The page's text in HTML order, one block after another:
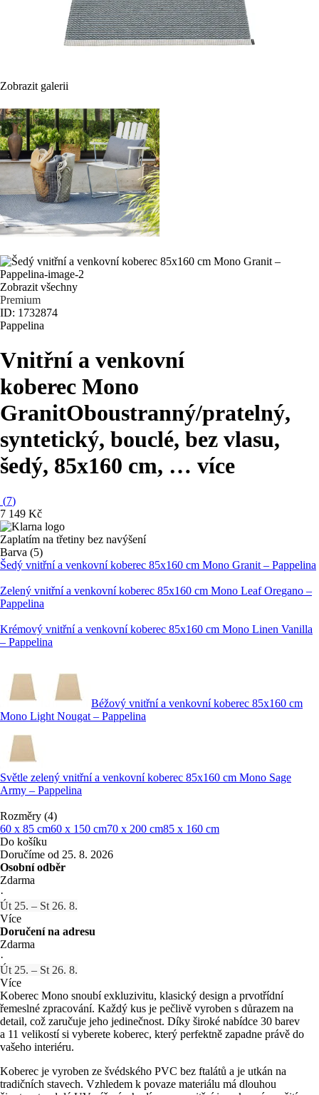
Zobrazit galerii
Zobrazit všechny
Premium
ID: 1732874
Pappelina
Vnitřní a venkovní
koberec Mono
GranitOboustranný/pratelný,
syntetický, bouclé, bez vlasu,
šedý, 85x160 cm, … více
(7)
7 149 Kč
Zaplatím na třetiny bez navýšení
Barva (5)
Šedý vnitřní a venkovní koberec 85x160 cm Mono Granit – Pappelina
Zelený vnitřní a venkovní koberec 85x160 cm Mono Leaf Oregano –
Pappelina
Krémový vnitřní a venkovní koberec 85x160 cm Mono Linen Vanilla
– Pappelina
Béžový vnitřní a venkovní koberec 85x160 cm
Mono Light Nougat – Pappelina
Světle zelený vnitřní a venkovní koberec 85x160 cm Mono Sage
Army – Pappelina
Rozměry (4)
60 x 85 cm60 x 150 cm70 x 200 cm85 x 160 cm
Do košíku
Doručíme od 25. 8. 2026
Osobní odběr
Zdarma
·
Út 25. – St 26. 8.
Více
Doručení na adresu
Zdarma
·
Út 25. – St 26. 8.
Více
Koberec Mono snoubí exkluzivitu, klasický design a prvotřídní
řemeslné zpracování. Každý kus je pečlivě vyroben s důrazem na
detail, což zaručuje jeho jedinečnost. Díky široké nabídce 30 barev
a 11 velikostí si vyberete koberec, který perfektně zapadne právě do
vašeho interiéru.
Koberec je vyroben ze švédského PVC bez ftalátů a je utkán na
tradičních stavech. Vzhledem k povaze materiálu má dlouhou